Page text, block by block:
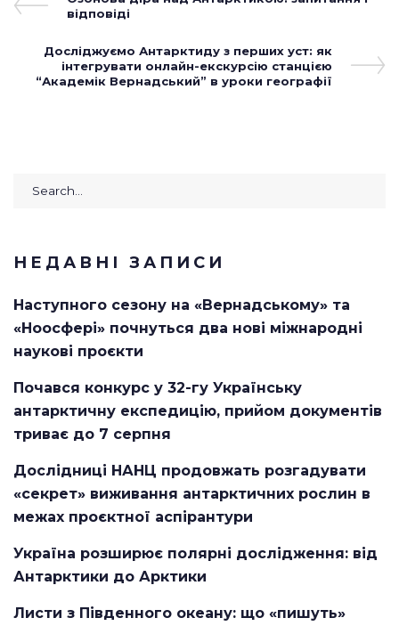
записів
Post
відповіді
Next
Post
Досліджуємо Антарктиду з перших уст: як
інтегрувати онлайн-екскурсію станцією
“Академік Вернадський” в уроки географії
Search
НЕДАВНІ ЗАПИСИ
Наступного сезону на «Вернадському» та
«Ноосфері» почнуться два нові міжнародні
наукові проєкти
Почався конкурс у 32-гу Українську
антарктичну експедицію, прийом документів
триває до 7 серпня
Дослідниці НАНЦ продовжать розгадувати
«секрет» виживання антарктичних рослин в
межах проєктної аспірантури
Україна розширює полярні дослідження: від
Антарктики до Арктики
Листи з Південного океану: що «пишуть»